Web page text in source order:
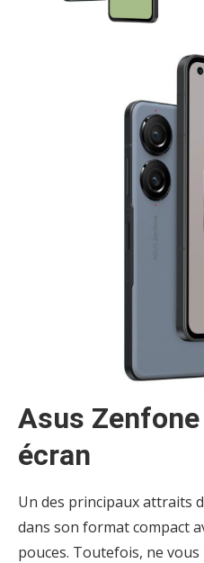
Asus
écran
Un des principaux attraits
dans son format compact
pouces. Toutefois, ne